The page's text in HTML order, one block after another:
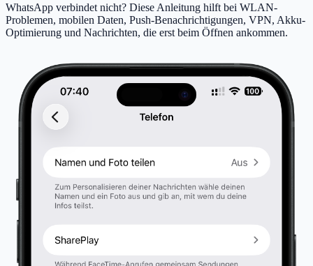
WhatsApp verbindet nicht? Diese Anleitung hilft bei WLAN-
Problemen, mobilen Daten, Push-Benachrichtigungen, VPN, Akku-
Optimierung und Nachrichten, die erst beim Öffnen ankommen.